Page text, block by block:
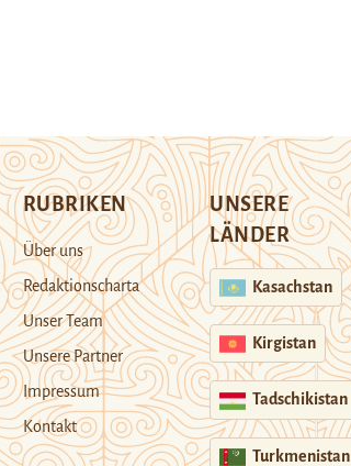
RUBRIKEN
Über uns
Redaktionscharta
Unser Team
Unsere Partner
Impressum
Kontakt
UNSERE
LÄNDER
Kasachstan
Kirgistan
Tadschikistan
Turkmenistan